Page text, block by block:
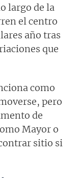
largo de la
el centro
año tras
que
como
pero
de
Mayor o
sitio si